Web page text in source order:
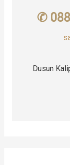
✆
Dusun